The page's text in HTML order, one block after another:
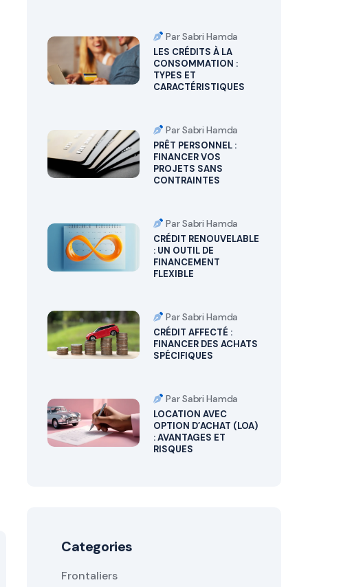
Par Sabri Hamda
LES CRÉDITS À LA
CONSOMMATION :
TYPES ET
CARACTÉRISTIQUES
Par Sabri Hamda
PRÊT PERSONNEL :
FINANCER VOS
PROJETS SANS
CONTRAINTES
Par Sabri Hamda
CRÉDIT RENOUVELABLE
: UN OUTIL DE
FINANCEMENT
FLEXIBLE
Par Sabri Hamda
CRÉDIT AFFECTÉ :
FINANCER DES ACHATS
SPÉCIFIQUES
Par Sabri Hamda
LOCATION AVEC
OPTION D’ACHAT (LOA)
: AVANTAGES ET
RISQUES
Categories
Frontaliers